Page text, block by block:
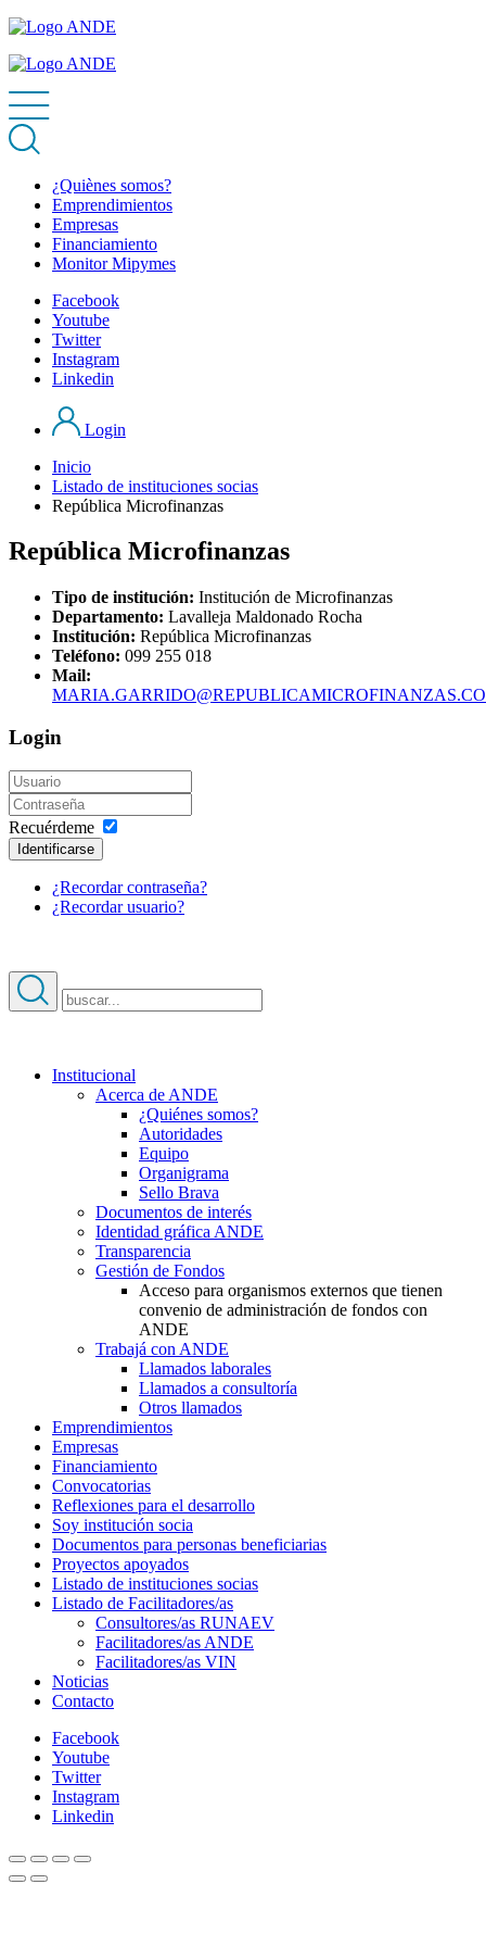
¿Quiènes somos?
Emprendimientos
Empresas
Financiamiento
Monitor Mipymes
Facebook
Youtube
Twitter
Instagram
Linkedin
Login
Inicio
Listado de instituciones socias
República Microfinanzas
República Microfinanzas
Tipo de institución: Institución de Microfinanzas
Departamento: Lavalleja Maldonado Rocha
Institución: República Microfinanzas
Teléfono: 099 255 018
Mail:
Login
Recuérdeme
Identificarse
¿Recordar contraseña?
¿Recordar usuario?
Institucional
Acerca de ANDE
¿Quiénes somos?
Autoridades
Equipo
Organigrama
Sello Brava
Documentos de interés
Identidad gráfica ANDE
Transparencia
Gestión de Fondos
Acceso para organismos externos que tienen
convenio de administración de fondos con
ANDE
Trabajá con ANDE
Llamados laborales
Llamados a consultoría
Otros llamados
Emprendimientos
Empresas
Financiamiento
Convocatorias
Reflexiones para el desarrollo
Soy institución socia
Documentos para personas beneficiarias
Proyectos apoyados
Listado de instituciones socias
Listado de Facilitadores/as
Consultores/as RUNAEV
Facilitadores/as ANDE
Facilitadores/as VIN
Noticias
Contacto
Facebook
Youtube
Twitter
Instagram
Linkedin